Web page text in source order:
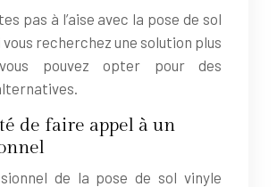
pas à l’aise avec la pose de sol
vous recherchez une solution plus
pouvez opter pour des
de faire appel à un
de la pose de sol vinyle